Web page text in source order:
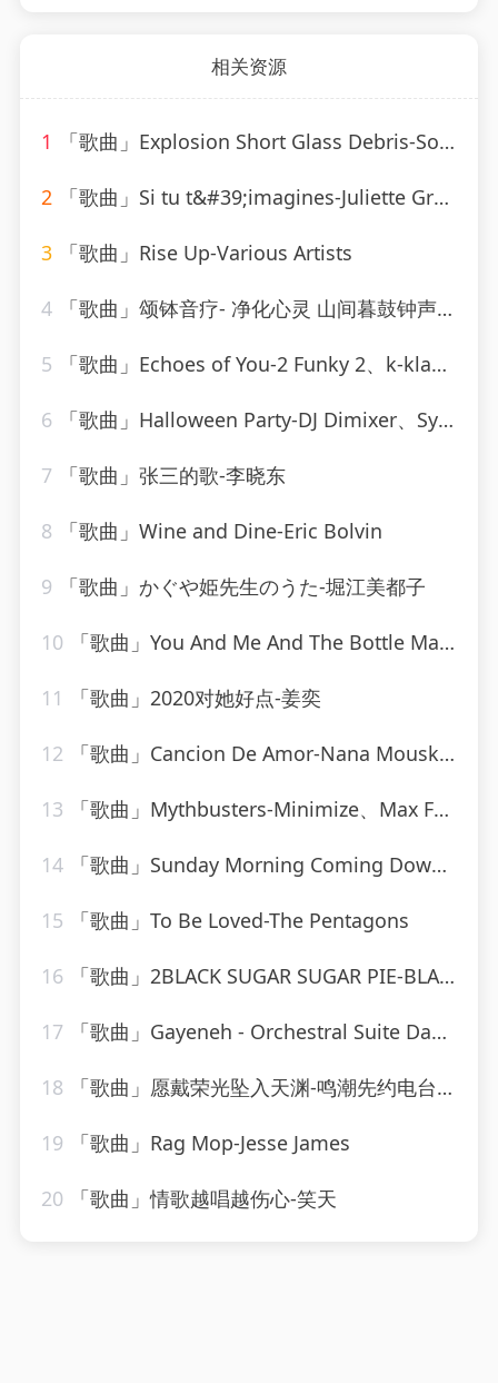
相关资源
1 「歌曲」Explosion Short Glass Debris-Sound Effects
2 「歌曲」Si tu t&#39;imagines-Juliette Gréco
3 「歌曲」Rise Up-Various Artists
4 「歌曲」颂钵音疗- 净化心灵 山间暮鼓钟声-糖喵心理
5 「歌曲」Echoes of You-2 Funky 2、k-klass、brothers in rhythm
6 「歌曲」Halloween Party-DJ Dimixer、Syntheticsax
7 「歌曲」张三的歌-李晓东
8 「歌曲」Wine and Dine-Eric Bolvin
9 「歌曲」かぐや姫先生のうた-堀江美都子
10 「歌曲」You And Me And The Bottle Makes 3 Tonight (Baby) [made popular by Big Bad Voodoo Daddy] [vocal version]
11 「歌曲」2020对她好点-姜奕
12 「歌曲」Cancion De Amor-Nana Mouskouri
13 「歌曲」Mythbusters-Minimize、Max Freegrant
14 「歌曲」Sunday Morning Coming Down-Johnny Cash_20260807_141452
15 「歌曲」To Be Loved-The Pentagons
16 「歌曲」2BLACK SUGAR SUGAR PIE-BLACK SUGAR SUGAR PIE (RAGGA、Grady Martin
17 「歌曲」Gayeneh - Orchestral Suite Dance of the old men and women-Philharmonia Orchestra、milton katims
18 「歌曲」愿戴荣光坠入天渊-鸣潮先约电台、jixwang、VISION SOUND
19 「歌曲」Rag Mop-Jesse James
20 「歌曲」情歌越唱越伤心-笑天